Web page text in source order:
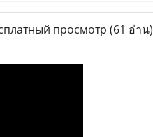
просмотр (61 อ่าน)